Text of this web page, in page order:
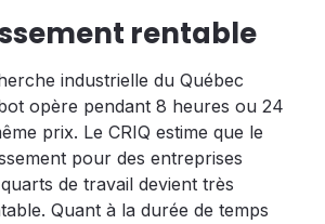
rentable
industrielle du Québec
opère pendant 8 heures ou 24
prix. Le CRIQ estime que le
pour des entreprises
de travail devient très
Quant à la durée de temps